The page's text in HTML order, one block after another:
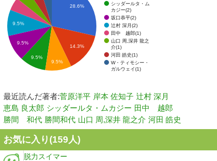
シッダールタ・ム
カジー(2)
坂口恭平(2)
辻村 深月(2)
田中 越郎(1)
山口 周,深井 龍之
介(1)
河田 皓史(1)
W・ティモシー・
ガルウェイ(1)
28.6%
14.3%
9.5%
9.5%
9.5%
9.5%
最近読んだ著者:菅原洋平 岸本 佐知子 辻村 深月
恵島 良太郎 シッダールタ・ムカジー 田中 越郎
勝間 和代 勝間和代 山口 周,深井 龍之介 河田 皓史
お気に入り(159人)
脱力スイマー